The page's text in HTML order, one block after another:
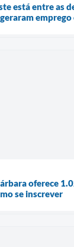
está entre as
oferece
se inscrever